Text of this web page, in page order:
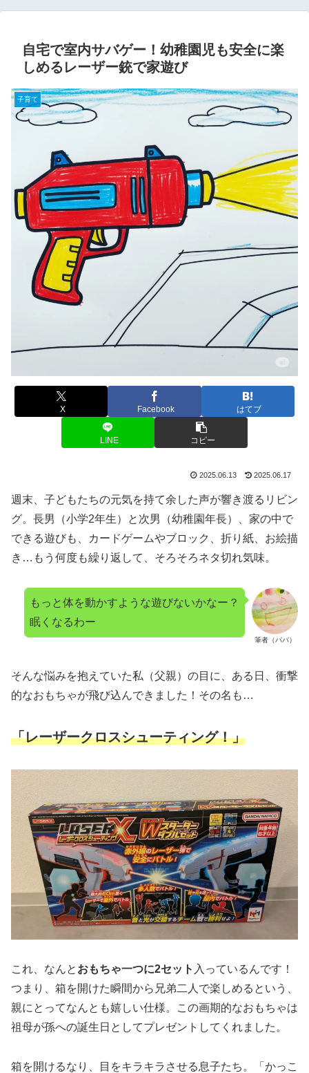
自宅で室内サバゲー！幼稚園児も安全に楽
しめるレーザー銃で家遊び
子育て
X Facebook はてブ
LINE コピー
2025.06.13 2025.06.17
週末、子どもたちの元気を持て余した声が響き渡るリビン
グ。長男（小学2年生）と次男（幼稚園年長）、家の中で
できる遊びも、カードゲームやブロック、折り紙、お絵描
き…もう何度も繰り返して、そろそろネタ切れ気味。
筆者（パパ）
もっと体を動かすような遊びないかなー？
眠くなるわー
そんな悩みを抱えていた私（父親）の目に、ある日、衝撃
的なおもちゃが飛び込んできました！その名も…
「レーザークロスシューティング！」
これ、なんと おもちゃ一つに2セット 入っているんです！
つまり、箱を開けた瞬間から兄弟二人で楽しめるという、
親にとってなんとも嬉しい仕様。この画期的なおもちゃは
祖母が孫への誕生日としてプレゼントしてくれました。
箱を開けるなり、目をキラキラさせる息子たち。「かっこ